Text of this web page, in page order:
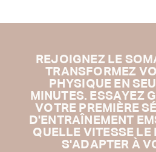
REJOIGNEZ LE
TRANSFORMEZ
PHYSIQUE EN
MINUTES. ESSAYEZ
VOTRE PREMIÈRE
D'ENTRAÎNEMENT
QUELLE VITESSE LE
S'ADAPTER À